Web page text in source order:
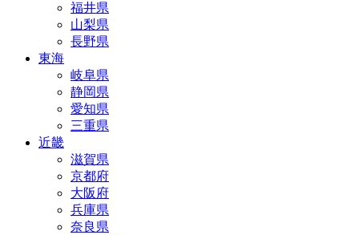
福井県
山梨県
長野県
東海
岐阜県
静岡県
愛知県
三重県
近畿
滋賀県
京都府
大阪府
兵庫県
奈良県